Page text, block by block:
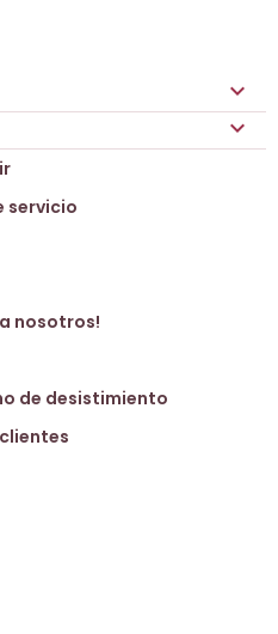


servicio
nosotros!
de desistimiento